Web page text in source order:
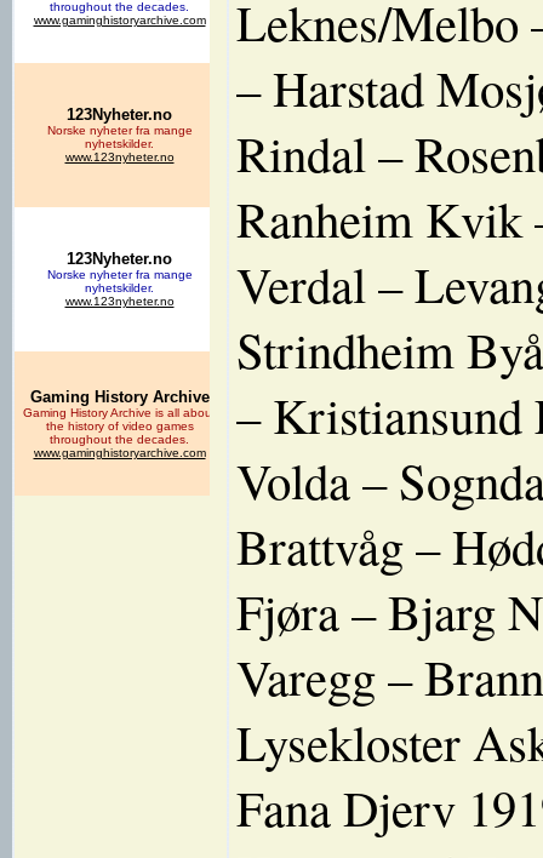
Leknes/Melbo
– Harstad
Rindal –
Ranheim Kvik
Verdal –
Strindheim
– Kristiansund
Volda –
Brattvåg –
Fjøra – Bjarg
Varegg –
Lysekloster
Fana Djerv